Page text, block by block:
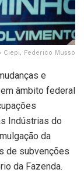
Ciepi, Federico Musso
e
âmbito federal
Indústrias do
da
de subvenções
da Fazenda.